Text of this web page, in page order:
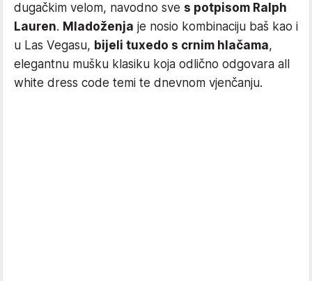
dugačkim velom, navodno sve s potpisom Ralph
Lauren. Mladoženja je nosio kombinaciju baš kao i
u Las Vegasu, bijeli tuxedo s crnim hlačama,
elegantnu mušku klasiku koja odlično odgovara all
white dress code temi te dnevnom vjenčanju.